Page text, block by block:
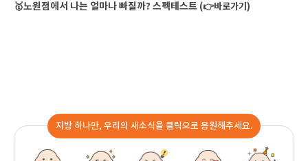
🥇노원점에서 나는 얼마나 빠질까? 스펙테스트 (👉바로가기)
지방 하나만, 우리의 새소식을 클릭으로 응원해주세요.